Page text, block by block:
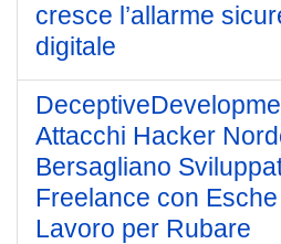
cresce l’allarme
digitale
Attacchi Hacker
Bersagliano
Freelance con
Lavoro per Rubare